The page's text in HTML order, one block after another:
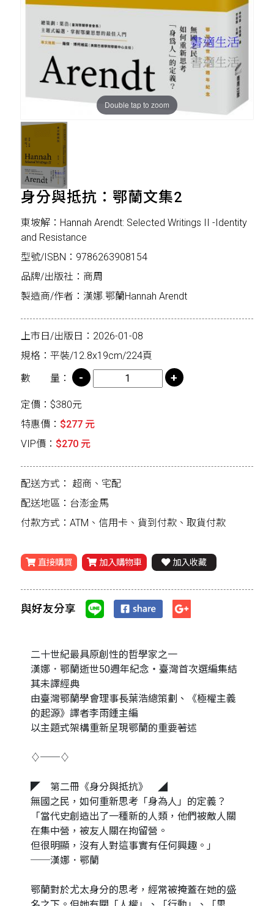
Double tap to zoom
身分與抵抗：鄂蘭文集2
東坡解：Hannah Arendt: Selected Writings II -Identity
and Resistance
型號/ISBN：9786263908154
品牌/出版社：商周
製造商/作者：漢娜.鄂蘭Hannah Arendt
上市日/出版日：2026-01-08
規格：平裝/12.8x19cm/224頁
數 量：
定價：$380元
特惠價： $277 元
VIP價： $270 元
配送方式： 超商、宅配
配送地區：台澎金馬
付款方式：ATM、信用卡、貨到付款、取貨付款
直接購買 加入購物車 加入收藏
與好友分享
二十世紀最具原創性的哲學家之一
漢娜．鄂蘭逝世50週年紀念・臺灣首次選編集結
其未譯經典
由臺灣鄂蘭學會理事長葉浩總策劃、《極權主義
的起源》譯者李雨鍾主編
以主題式架構重新呈現鄂蘭的重要著述
♢──♢
◤ 第二冊《身分與抵抗》 ◢
無國之民，如何重新思考「身為人」的定義？
「當代史創造出了一種新的人類，他們被敵人關
在集中營，被友人關在拘留營。
但很明顯，沒有人對這事實有任何興趣。」
──漢娜．鄂蘭
鄂蘭對於尤太身分的思考，經常被掩蓋在她的盛